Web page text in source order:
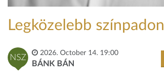
Legközelebb színpadon
NSZ
2026. October 14. 19:00
BÁNK BÁN